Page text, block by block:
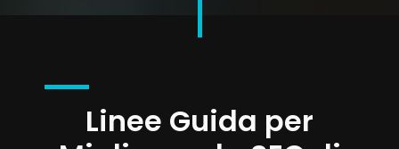
Linee Guida per